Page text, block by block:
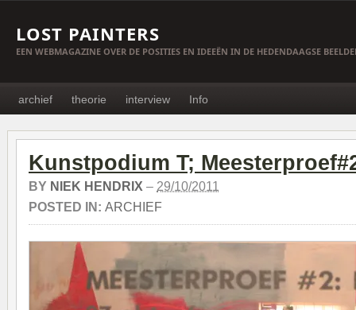
LOST PAINTERS
EEN WEBMAGAZINE OVER DE POSITIES EN IDEEËN IN DE HEDENDAAGSE
archief theorie interview Info
Kunstpodium T;
BY NIEK HENDRIX – 29/10/2011
POSTED IN: ARCHIEF